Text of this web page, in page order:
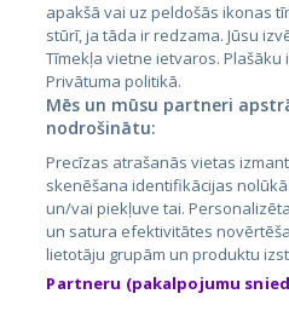
City24.lv
City24.ee
GetaPro.lv
GetaPro.ee
Skelbiu.lt
Autoplius.lt
apakšā vai uz peldošās ikonas
stūrī, ja tāda ir redzama. Jūsu
Tīmekļa vietne ietvaros.
Privātuma politikā.
Mēs un mūsu partneri
nodrošinātu:
Precīzas atrašanās vietas
skenēšana identifikācijas
un/vai piekļuve tai.
un satura efektivitātes
lietotāju grupām un produktu
Partneru (pakalpojumu